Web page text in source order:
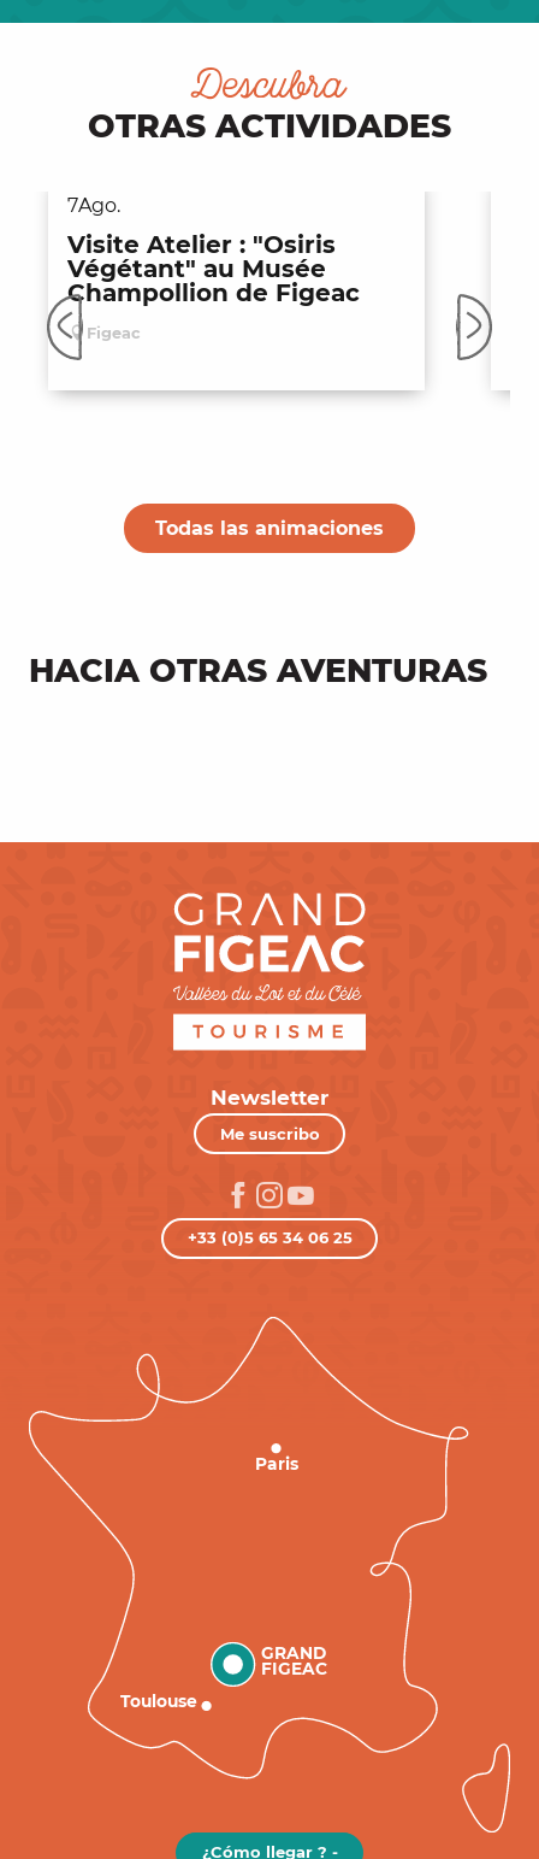
Descubra
OTRAS ACTIVIDADES
7Ago.
Visite Atelier : "Osiris
Végétant" au Musée
Champollion de Figeac
Figeac
Todas las animaciones
HACIA OTRAS AVENTURAS
Newsletter
Me suscribo
+33 (0)5 65 34 06 25
GRAND
FIGEAC
Toulouse
Paris
¿Cómo llegar ? -